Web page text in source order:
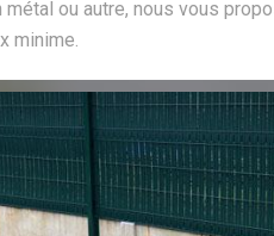
métal ou autre, nous vous
minime.